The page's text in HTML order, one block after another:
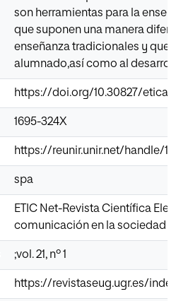
son herramientas para la
que suponen una manera
enseñanza tradicionales y que
alumnado,así como al
https://doi.org/10.30827/
1695-324X
https://reunir.unir.net/handle/
spa
ETIC Net-Revista Científica
comunicación en la sociedad
;vol. 21, nº 1
https://revistaseug.ugr.es/